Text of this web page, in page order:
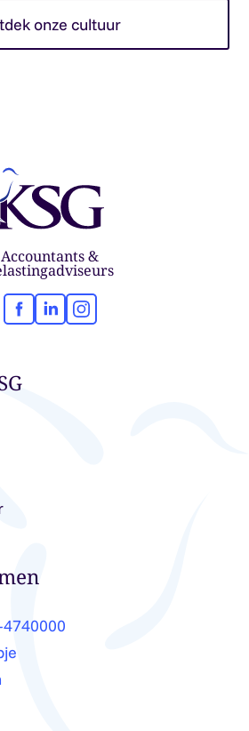
onze cultuur
Accountants &
Facebook
LinkedInInstagram